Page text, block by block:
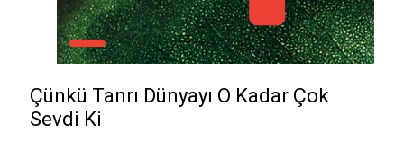
Çünkü Tanrı Dünyayı O Kadar Çok
Sevdi Ki